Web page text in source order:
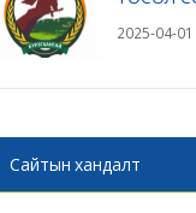
2025-04-01
Сайтын хандалт